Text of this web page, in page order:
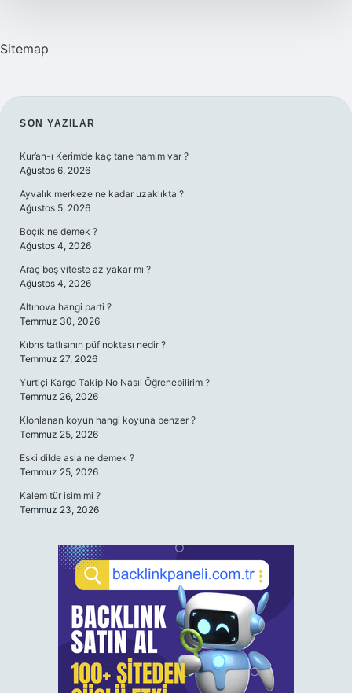
Sitemap
SIDEBAR
SON YAZILAR
Kur’an-ı Kerim’de kaç tane hamim var ?
Ağustos 6, 2026
Ayvalık merkeze ne kadar uzaklıkta ?
Ağustos 5, 2026
Boçık ne demek ?
Ağustos 4, 2026
Araç boş viteste az yakar mı ?
Ağustos 4, 2026
Altınova hangi parti ?
Temmuz 30, 2026
Kıbrıs tatlısının püf noktası nedir ?
Temmuz 27, 2026
Yurtiçi Kargo Takip No Nasıl Öğrenebilirim ?
Temmuz 26, 2026
Klonlanan koyun hangi koyuna benzer ?
Temmuz 25, 2026
Eski dilde asla ne demek ?
Temmuz 25, 2026
Kalem tür isim mi ?
Temmuz 23, 2026